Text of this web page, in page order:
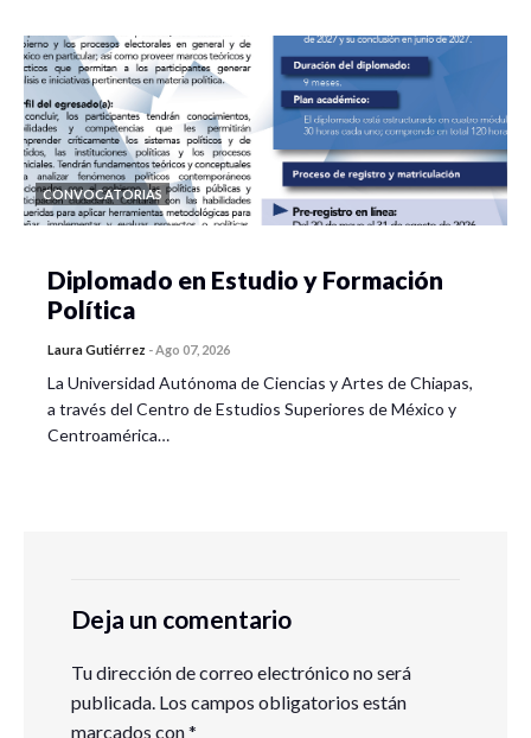
CONVOCATORIAS
Diplomado en Estudio y Formación
Política
Laura Gutiérrez -Ago 07, 2026
La Universidad Autónoma de Ciencias y Artes de Chiapas,
a través del Centro de Estudios Superiores de México y
Centroamérica…
Deja un comentario
Tu dirección de correo electrónico no será
publicada. Los campos obligatorios están
marcados con*